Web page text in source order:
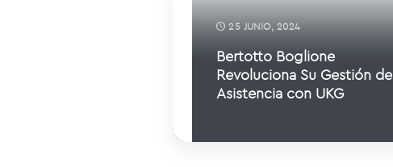
25 JUNIO, 2024
Bertotto Boglione
Revoluciona Su Gestión de
Asistencia con UKG